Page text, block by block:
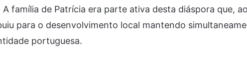
família de Patrícia era parte ativa desta diáspora que, ao
para o desenvolvimento local mantendo
portuguesa.